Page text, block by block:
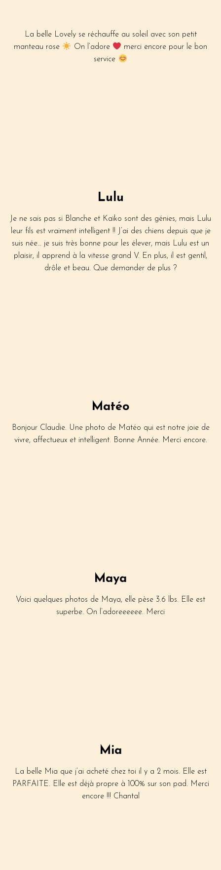
La belle Lovely se réchauffe au soleil avec son petit
manteau rose
On l’adore
merci encore pour le bon
service
Lulu
Je ne sais pas si Blanche et Kaïko sont des génies, mais Lulu
leur fils est vraiment intelligent !! J’ai des chiens depuis que je
suis née… je suis très bonne pour les élever, mais Lulu est un
plaisir, il apprend à la vitesse grand V. En plus, il est gentil,
drôle et beau. Que demander de plus ?
Matéo
Bonjour Claudie. Une photo de Matéo qui est notre joie de
vivre, affectueux et intelligent. Bonne Année. Merci encore.
Maya
Voici quelques photos de Maya, elle pèse 3.6 lbs. Elle est
superbe. On l’adoreeeeee. Merci
Mia
La belle Mia que j’ai acheté chez toi il y a 2 mois. Elle est
PARFAITE. Elle est déjà propre à 100% sur son pad. Merci
encore !!! Chantal